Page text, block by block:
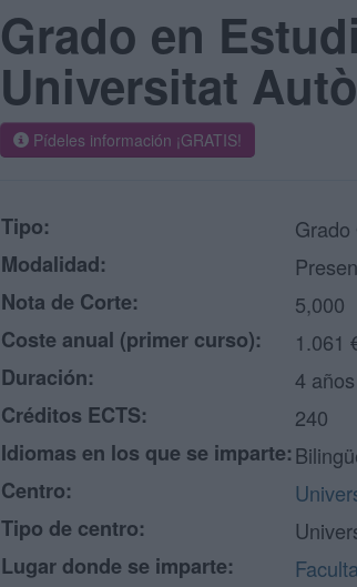
Grado en
Universitat
Pídeles información ¡GRATIS!
Tipo:
Grado
Modalidad:
Nota de Corte:
5,000
Coste anual (primer curso):
1.061
Duración:
4 años
Créditos ECTS:
240
Idiomas en los que se imparte:
Centro:
Tipo de centro:
Lugar donde se imparte: